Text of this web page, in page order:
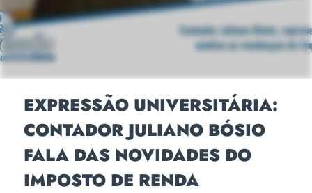
EXPRESSÃO UNIVERSITÁRIA:
CONTADOR JULIANO BÓSIO
FALA DAS NOVIDADES DO
IMPOSTO DE RENDA